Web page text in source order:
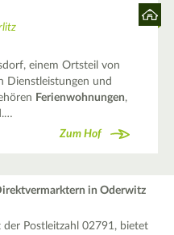
einem Ortsteil von
Dienstleistungen und
Ferienwohnungen,
Zum Hof
in Oderwitz
Postleitzahl 02791, bietet